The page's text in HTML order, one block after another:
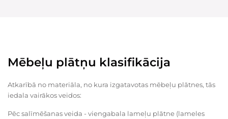
Mēbeļu plātņu klasifikācija
Atkarībā no materiāla, no kura izgatavotas mēbeļu plātnes, tās
iedala vairākos veidos:
Pēc salīmēšanas veida - viengabala lameļu plātne (lameles